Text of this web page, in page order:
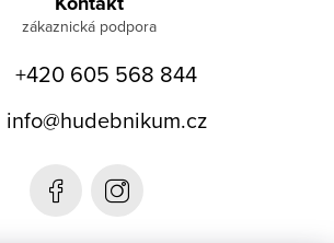
+420 605 568 844
info@hudebnikum.cz